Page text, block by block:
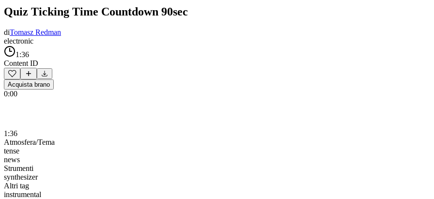
Quiz Ticking Time Countdown 90sec
diTomasz Redman
electronic
1:36
Content ID
Acquista brano
0:00
1:36
Atmosfera/Tema
tense
news
Strumenti
synthesizer
Altri tag
instrumental